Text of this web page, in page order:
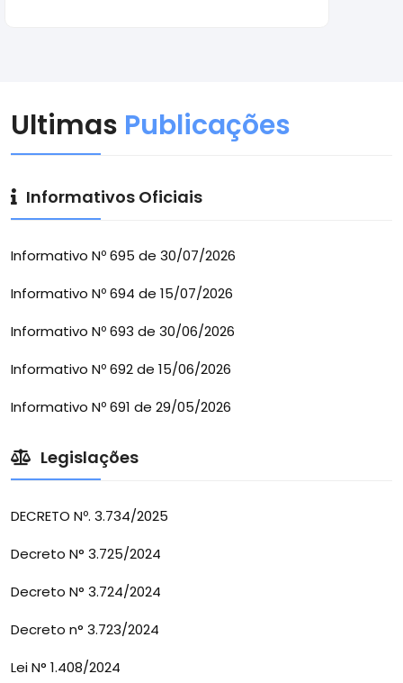
Ultimas Publicações
Informativos Oficiais
Informativo Nº 695 de 30/07/2026
Informativo Nº 694 de 15/07/2026
Informativo Nº 693 de 30/06/2026
Informativo Nº 692 de 15/06/2026
Informativo Nº 691 de 29/05/2026
Legislações
DECRETO Nº. 3.734/2025
Decreto N° 3.725/2024
Decreto N° 3.724/2024
Decreto n° 3.723/2024
Lei N° 1.408/2024